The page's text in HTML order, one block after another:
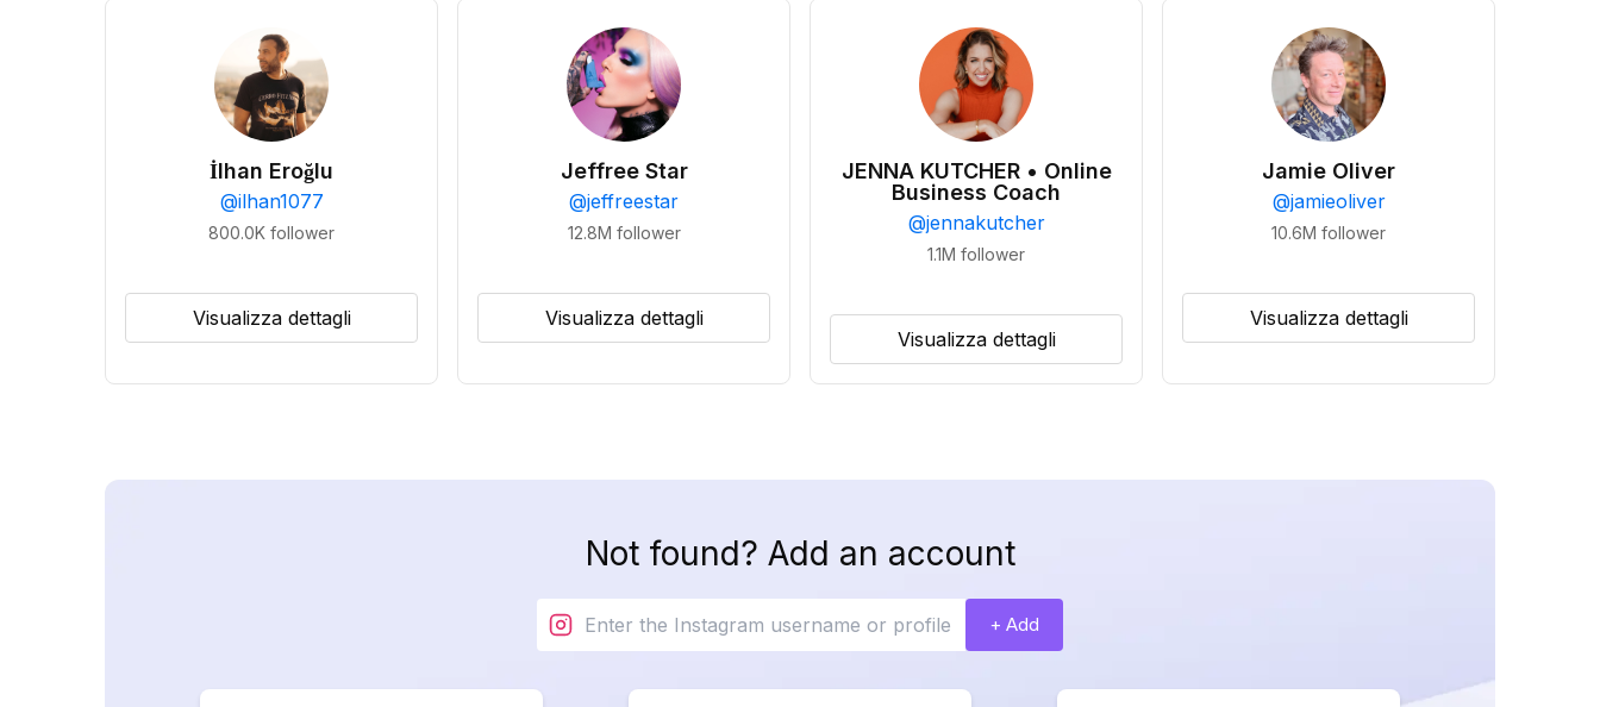
İlhan Eroğlu
@ilhan1077
800.0K follower
Visualizza dettagli
Jeffree Star
@jeffreestar
12.8M follower
Visualizza dettagli
JENNA KUTCHER • Online
Business Coach
@jennakutcher
1.1M follower
Visualizza dettagli
Jamie Oliver
@jamieoliver
10.6M follower
Visualizza dettagli
Not found? Add an account
+ Add